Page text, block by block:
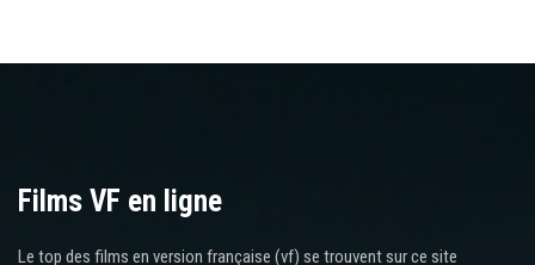
Films VF en ligne
Le top des films en version française (vf) se trouvent sur ce site